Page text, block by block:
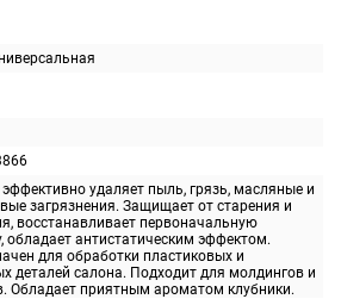
удаляет пыль, грязь, масляные и
загрязнения. Защищает от старения и
восстанавливает первоначальную
обладает антистатическим эффектом.
для обработки пластиковых и
деталей салона. Подходит для молдингов и
Обладает приятным ароматом клубники.